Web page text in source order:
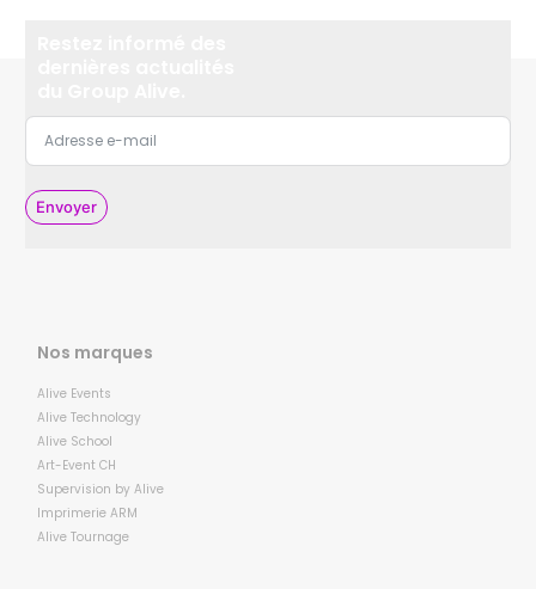
Envoyer
Nos marques
Alive Events
Alive Technology
Alive School
Art-Event CH
Supervision by Alive
Imprimerie ARM
Alive Tournage